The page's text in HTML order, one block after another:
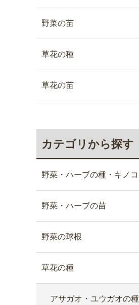
野菜の苗
草花の種
草花の苗
カテゴリから探す
野菜・ハーブの種・キノコ
野菜・ハーブの苗
野菜の球根
草花の種
アサガオ・ユウガオの